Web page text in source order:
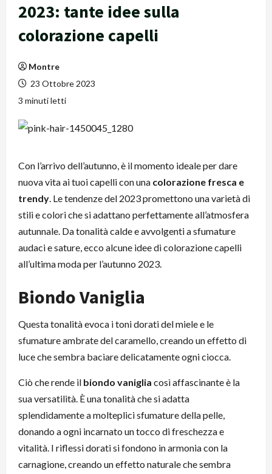
2023: tante idee sulla
colorazione capelli
Montre
23 Ottobre 2023
3 minuti letti
Con l’arrivo dell’autunno, è il momento ideale per dare
nuova vita ai tuoi capelli con una colorazione fresca e
trendy. Le tendenze del 2023 promettono una varietà di
stili e colori che si adattano perfettamente all’atmosfera
autunnale. Da tonalità calde e avvolgenti a sfumature
audaci e sature, ecco alcune idee di colorazione capelli
all’ultima moda per l’autunno 2023.
Biondo Vaniglia
Questa tonalità evoca i toni dorati del miele e le
sfumature ambrate del caramello, creando un effetto di
luce che sembra baciare delicatamente ogni ciocca.
Ciò che rende il biondo vaniglia così affascinante è la
sua versatilità. È una tonalità che si adatta
splendidamente a molteplici sfumature della pelle,
donando a ogni incarnato un tocco di freschezza e
vitalità. I riflessi dorati si fondono in armonia con la
carnagione, creando un effetto naturale che sembra